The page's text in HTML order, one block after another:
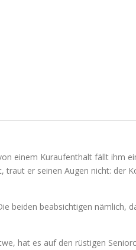
einem Kuraufenthalt fällt ihm
traut er seinen Augen nicht: der
beiden beabsichtigen nämlich,
hat es auf den rüstigen